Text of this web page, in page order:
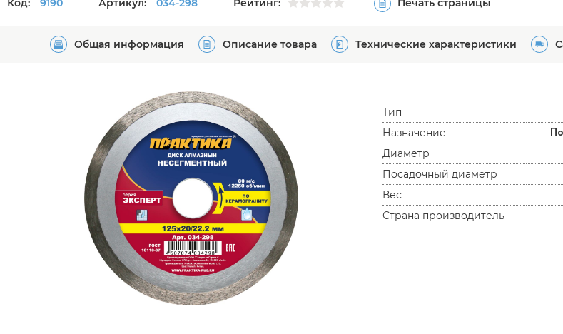
Общая информация Описание товара Технические характеристики
Тип
Назначение
Диаметр
Посадочный диаметр
Вес
Страна производитель